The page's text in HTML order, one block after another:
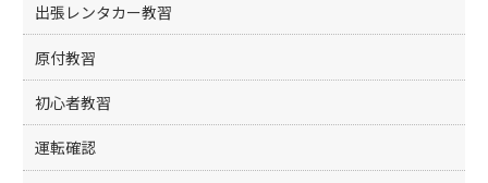
出張レンタカー教習
原付教習
初心者教習
運転確認